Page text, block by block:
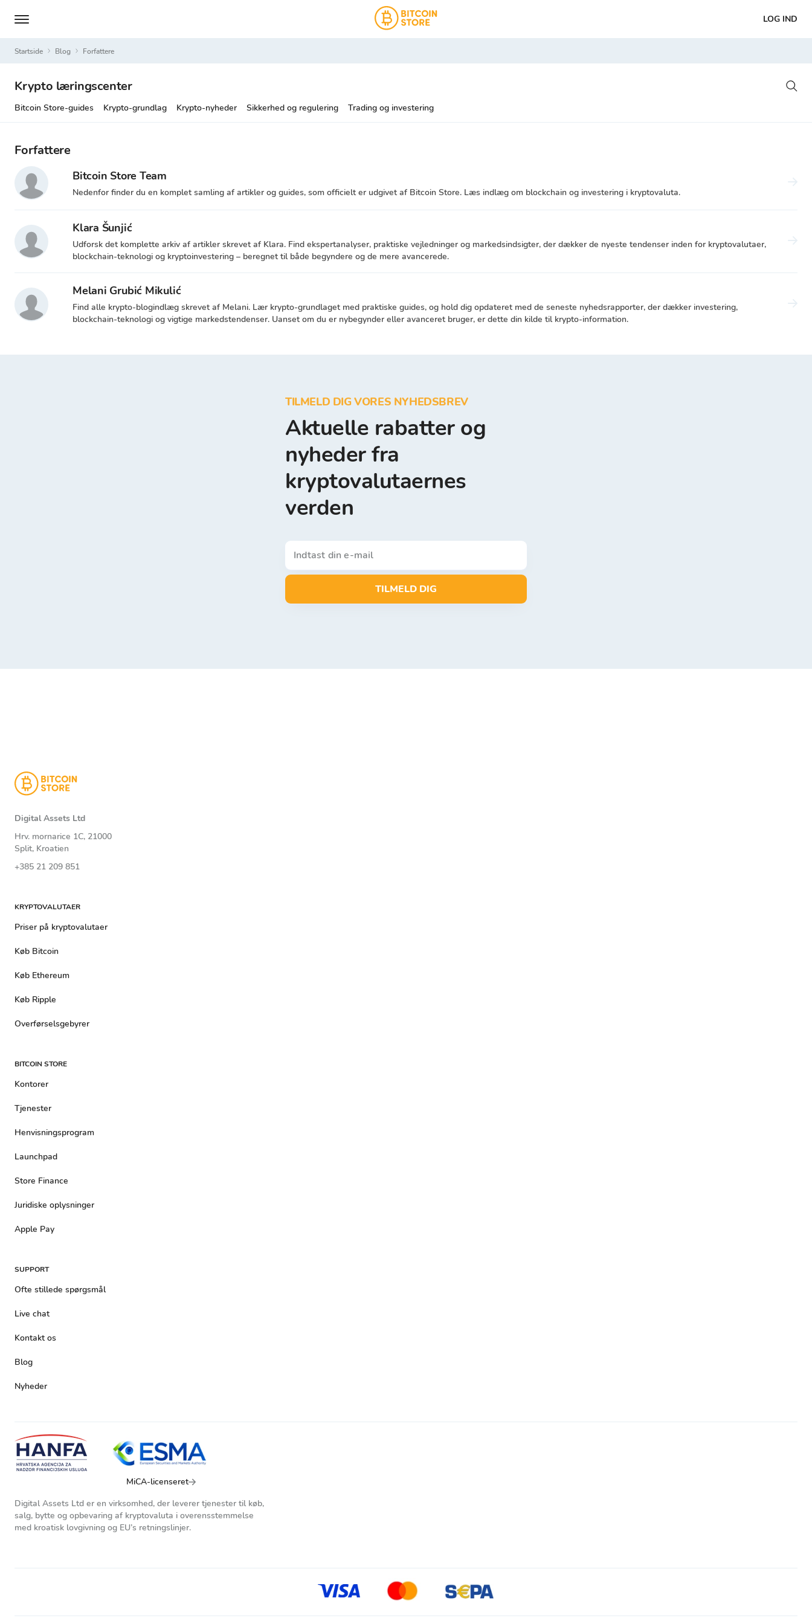
LOG IND
Startside Blog Forfattere
Krypto læringscenter
Bitcoin Store-guides Krypto-grundlag Krypto-nyheder Sikkerhed og regulering Trading og investering
Forfattere
Bitcoin Store Team
Nedenfor finder du en komplet samling af artikler og guides, som officielt er udgivet af Bitcoin Store. Læs indlæg om blockchain og investering i kryptovaluta.
Klara Šunjić
Udforsk det komplette arkiv af artikler skrevet af Klara. Find ekspertanalyser, praktiske vejledninger og markedsindsigter, der dækker de nyeste tendenser inden for kryptovalutaer,
blockchain-teknologi og kryptoinvestering – beregnet til både begyndere og de mere avancerede.
Melani Grubić Mikulić
Find alle krypto-blogindlæg skrevet af Melani. Lær krypto-grundlaget med praktiske guides, og hold dig opdateret med de seneste nyhedsrapporter, der dækker investering,
blockchain-teknologi og vigtige markedstendenser. Uanset om du er nybegynder eller avanceret bruger, er dette din kilde til krypto-information.
TILMELD DIG VORES NYHEDSBREV
Aktuelle rabatter og
nyheder fra
kryptovalutaernes
verden
TILMELD DIG
Digital Assets Ltd
Hrv. mornarice 1C, 21000
Split, Kroatien
+385 21 209 851
KRYPTOVALUTAER
Priser på kryptovalutaer
Køb Bitcoin
Køb Ethereum
Køb Ripple
Overførselsgebyrer
BITCOIN STORE
Kontorer
Tjenester
Henvisningsprogram
Launchpad
Store Finance
Juridiske oplysninger
Apple Pay
SUPPORT
Ofte stillede spørgsmål
Live chat
Kontakt os
Blog
Nyheder
MiCA-licenseret
Digital Assets Ltd er en virksomhed, der leverer tjenester til køb,
salg, bytte og opbevaring af kryptovaluta i overensstemmelse
med kroatisk lovgivning og EU’s retningslinjer.